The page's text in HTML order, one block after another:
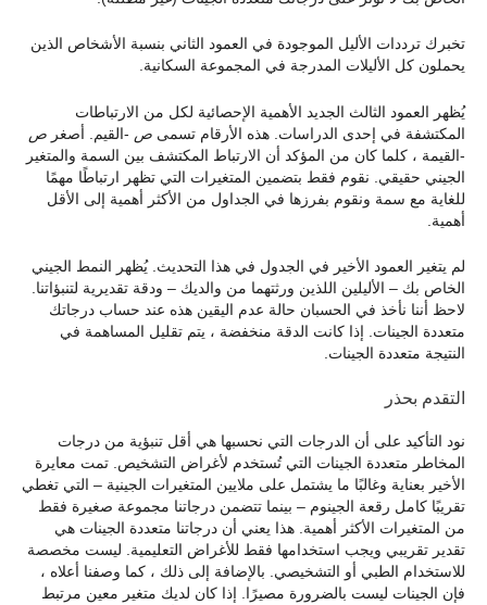
تخبرك ترددات الأليل الموجودة في العمود الثاني بنسبة الأشخاص الذين
يحملون كل الأليلات المدرجة في المجموعة السكانية.
يُظهر العمود الثالث الجديد الأهمية الإحصائية لكل من الارتباطات
المكتشفة في إحدى الدراسات. هذه الأرقام تسمى ص -القيم. أصغر ص
-القيمة ، كلما كان من المؤكد أن الارتباط المكتشف بين السمة والمتغير
الجيني حقيقي. نقوم فقط بتضمين المتغيرات التي تظهر ارتباطًا مهمًا
للغاية مع سمة ونقوم بفرزها في الجداول من الأكثر أهمية إلى الأقل
أهمية.
لم يتغير العمود الأخير في الجدول في هذا التحديث. يُظهر النمط الجيني
الخاص بك – الأليلين اللذين ورثتهما من والديك – ودقة تقديرية لتنبؤاتنا.
لاحظ أننا نأخذ في الحسبان حالة عدم اليقين هذه عند حساب درجاتك
متعددة الجينات. إذا كانت الدقة منخفضة ، يتم تقليل المساهمة في
النتيجة متعددة الجينات.
التقدم بحذر
نود التأكيد على أن الدرجات التي نحسبها هي أقل تنبؤية من درجات
المخاطر متعددة الجينات التي تُستخدم لأغراض التشخيص. تمت معايرة
الأخير بعناية وغالبًا ما يشتمل على ملايين المتغيرات الجينية – التي تغطي
تقريبًا كامل رقعة الجينوم – بينما تتضمن درجاتنا مجموعة صغيرة فقط
من المتغيرات الأكثر أهمية. هذا يعني أن درجاتنا متعددة الجينات هي
تقدير تقريبي ويجب استخدامها فقط للأغراض التعليمية. ليست مخصصة
للاستخدام الطبي أو التشخيصي. بالإضافة إلى ذلك ، كما وصفنا أعلاه ،
فإن الجينات ليست بالضرورة مصيرًا. إذا كان لديك متغير معين مرتبط